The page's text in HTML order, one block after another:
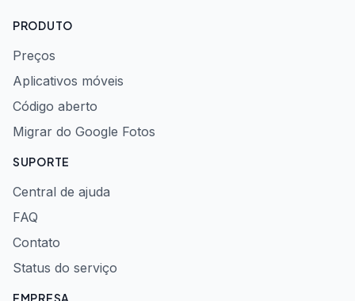
PRODUTO
Preços
Aplicativos móveis
Código aberto
Migrar do Google Fotos
SUPORTE
Central de ajuda
FAQ
Contato
Status do serviço
EMPRESA